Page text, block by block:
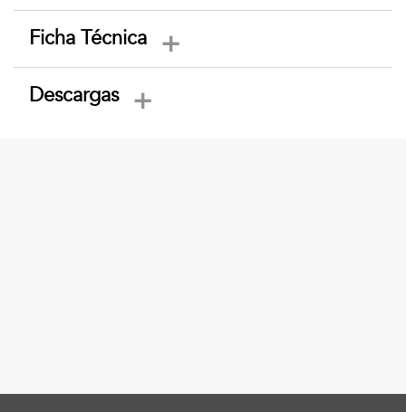
Ficha Técnica
Descargas